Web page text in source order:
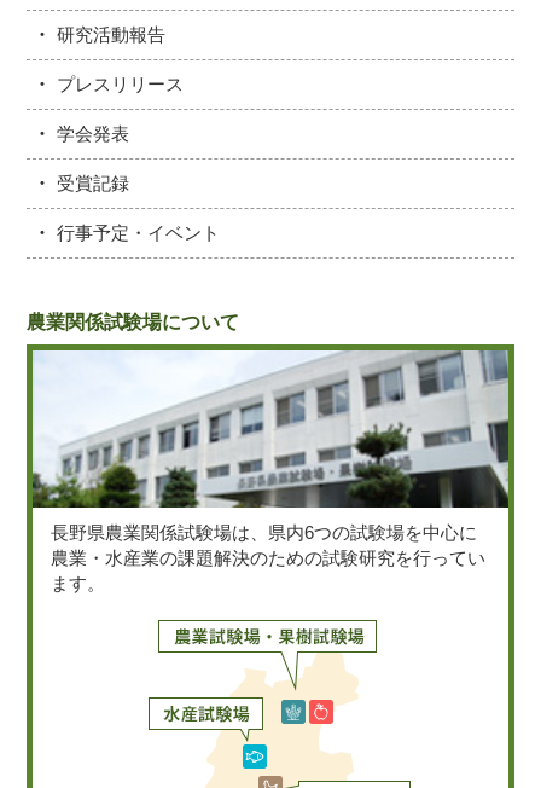
研究活動報告
プレスリリース
学会発表
受賞記録
行事予定・イベント
農業関係試験場について
長野県農業関係試験場は、県内6つの試験場を中心に
農業・水産業の課題解決のための試験研究を行ってい
ます。